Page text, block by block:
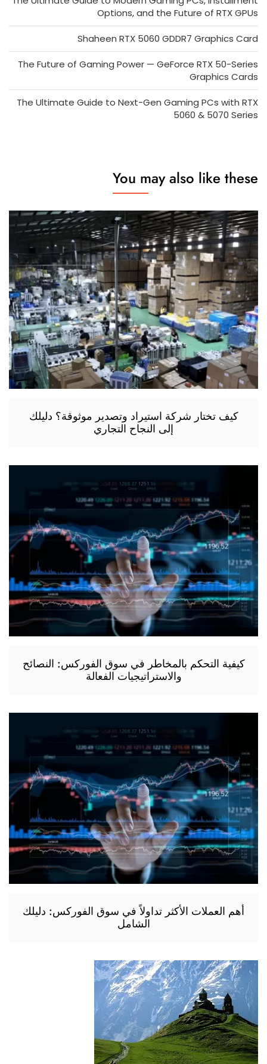
Options, and the Future of RTX GPUs
Shaheen RTX 5060 GDDR7 Graphics Card
The Future of Gaming Power — GeForce RTX 50-Series
Graphics Cards
The Ultimate Guide to Next-Gen Gaming PCs with RTX
5060 & 5070 Series
You may also like these
كيف تختار شركة استيراد وتصدير موثوقة؟ دليلك
إلى النجاح التجاري
كيفية التحكم بالمخاطر في سوق الفوركس: النصائح
والاستراتيجيات الفعالة
أهم العملات الأكثر تداولاً في سوق الفوركس: دليلك
الشامل